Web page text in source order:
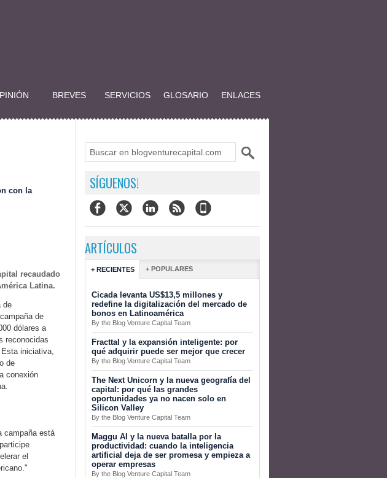
BREVES SERVICIOS GLOSARIO ENLACES
con la
recaudado
Latina.
de
de
dólares a
reconocidas
iniciativa,
de
conexión
campaña está
el
SÍGUENOS!
ARTÍCULOS
+ RECIENTES + POPULARES
Cicada levanta US$13,5 millones y
redefine la digitalización del mercado de
bonos en Latinoamérica
By the Blog Venture Capital Team
Fracttal y la expansión inteligente: por
qué adquirir puede ser mejor que crecer
By the Blog Venture Capital Team
The Next Unicorn y la nueva geografía del
capital: por qué las grandes
oportunidades ya no nacen solo en
Silicon Valley
By the Blog Venture Capital Team
Maggu AI y la nueva batalla por la
productividad: cuando la inteligencia
artificial deja de ser promesa y empieza a
operar empresas
By the Blog Venture Capital Team